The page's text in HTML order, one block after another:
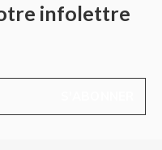
infolettre